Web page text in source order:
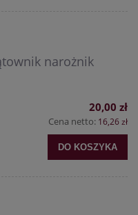
narożnik
20,00 zł
Cena netto: 16,26 zł
DO KOSZYKA